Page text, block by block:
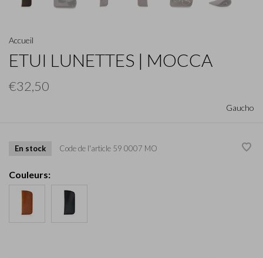
Accueil
ETUI LUNETTES | MOCCA
€32,50
Gaucho
En stock Code de l'article 59 0007 MO
Couleurs: